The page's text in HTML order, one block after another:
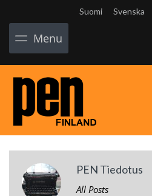
Suomi Svenska
Menu
PEN Tiedotus
All Posts